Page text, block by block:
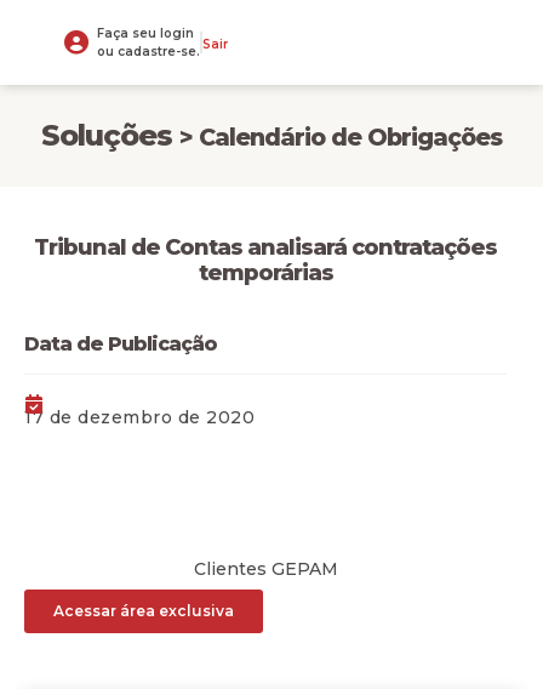
Faça seu login
ou cadastre-se. Sair
Soluções > Calendário de Obrigações
Tribunal de Contas analisará contratações
temporárias
Data de Publicação
17 de dezembro de 2020
Clientes GEPAM
Acessar área exclusiva